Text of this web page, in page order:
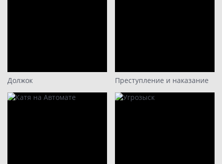
Должок Преступление и наказание